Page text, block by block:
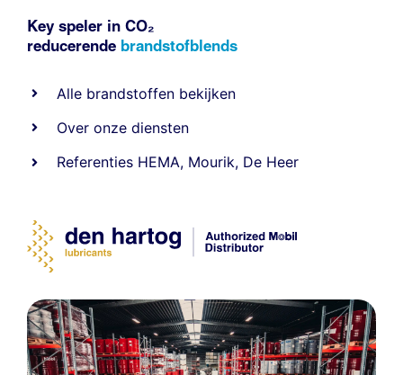
Key speler in CO₂
reducerende brandstofblends
Alle brandstoffen bekijken
Over onze diensten
Referenties HEMA, Mourik, De Heer